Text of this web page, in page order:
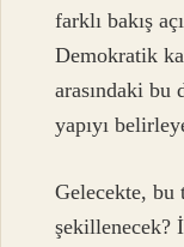
farklı bakış
Demokratik
arasındaki bu
yapıyı
Gelecekte, bu
şekillenecek?